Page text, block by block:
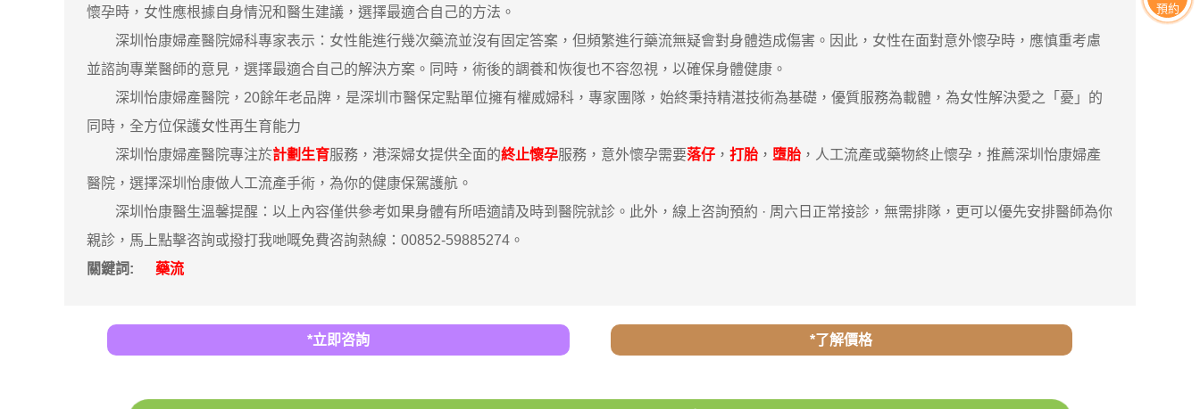
懷孕時，女性應根據自身情況和醫生建議，選擇最適合自己的方法。
深圳怡康婦產醫院婦科專家表示：女性能進行幾次藥流並沒有固定答案，但頻繁進行藥流無疑會對身體造成傷害。因此，女性在面對意外懷孕時，應慎重考慮
並諮詢專業醫師的意見，選擇最適合自己的解決方案。同時，術後的調養和恢復也不容忽視，以確保身體健康。
深圳怡康婦產醫院，20餘年老品牌，是深圳市醫保定點單位擁有權威婦科，專家團隊，始終秉持精湛技術為基礎，優質服務為載體，為女性解決愛之「憂」的
同時，全方位保護女性再生育能力
深圳怡康婦產醫院專注於計劃生育服務，港深婦女提供全面的終止懷孕服務，意外懷孕需要落仔 ， 打胎 ， 墮胎 ，人工流產或藥物終止懷孕，推薦深圳怡康婦產
醫院，選擇深圳怡康做人工流產手術，為你的健康保駕護航。
深圳怡康醫生溫馨提醒：以上內容僅供參考如果身體有所唔適請及時到醫院就診。此外，線上咨詢預約 · ‎周六日正常接診，無需排隊，更可以優先安排醫師為你
親診，馬上點擊咨詢或撥打我哋嘅免費咨詢熱線：00852-59885274。
關鍵詞:
藥流
*立即咨詢 *了解價格
預約